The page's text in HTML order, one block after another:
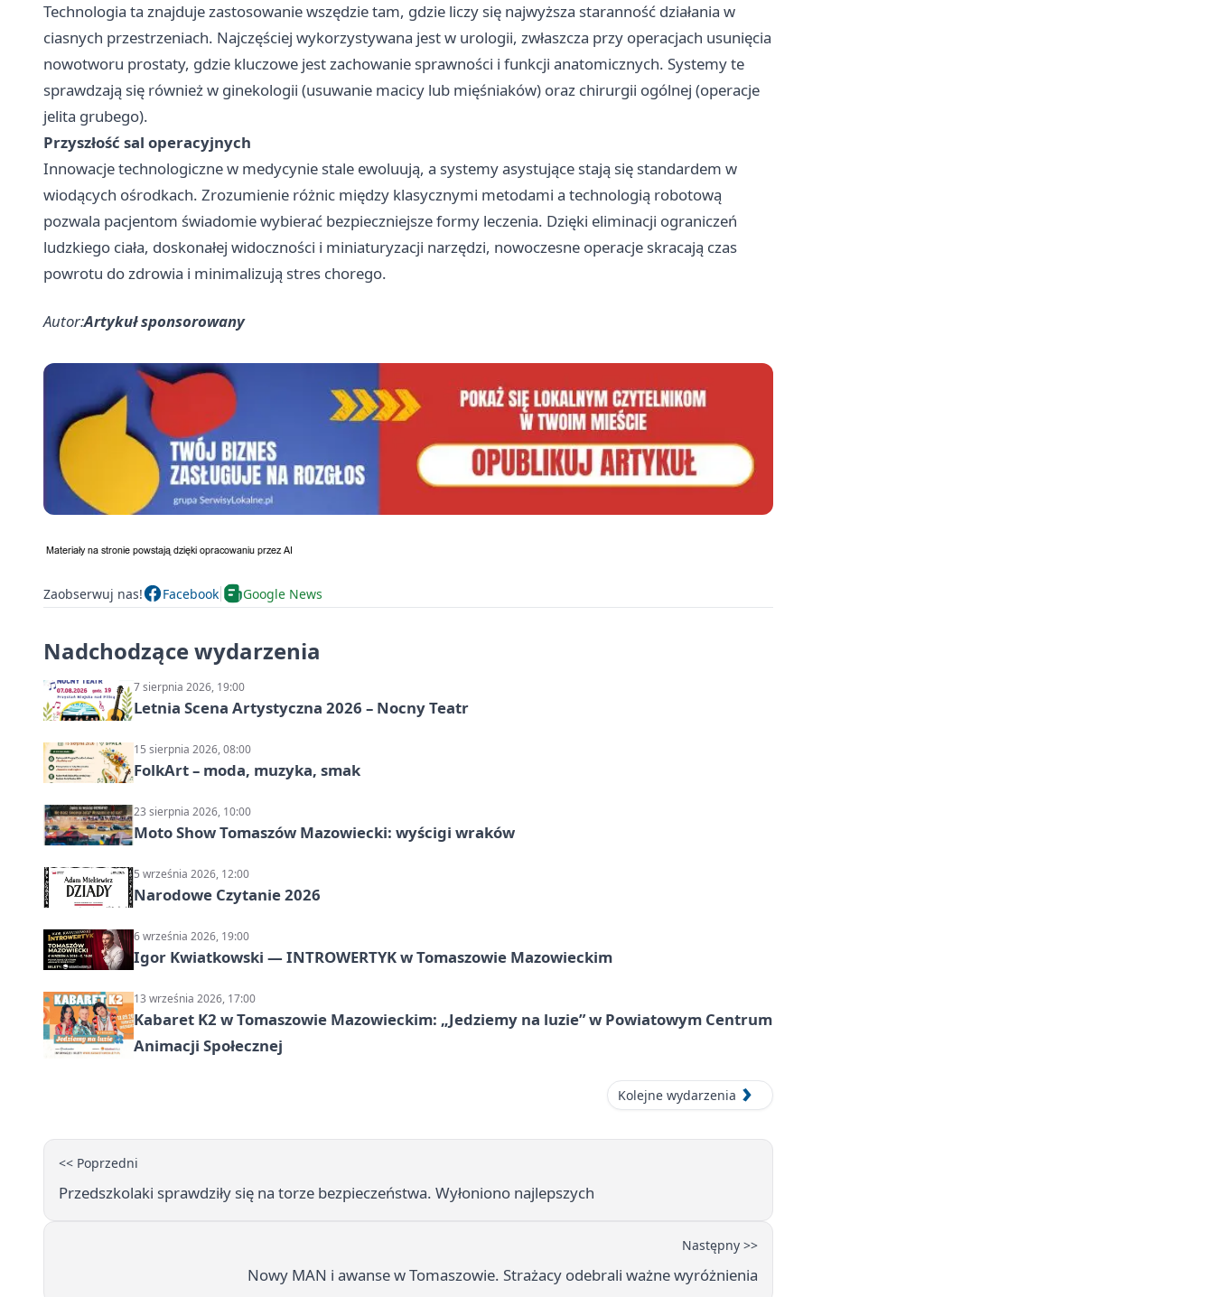
Technologia ta znajduje zastosowanie wszędzie tam, gdzie liczy się najwyższa staranność działania w
ciasnych przestrzeniach. Najczęściej wykorzystywana jest w urologii, zwłaszcza przy operacjach usunięcia
nowotworu prostaty, gdzie kluczowe jest zachowanie sprawności i funkcji anatomicznych. Systemy te
sprawdzają się również w ginekologii (usuwanie macicy lub mięśniaków) oraz chirurgii ogólnej (operacje
jelita grubego).
Przyszłość sal operacyjnych
Innowacje technologiczne w medycynie stale ewoluują, a systemy asystujące stają się standardem w
wiodących ośrodkach. Zrozumienie różnic między klasycznymi metodami a technologią robotową
pozwala pacjentom świadomie wybierać bezpieczniejsze formy leczenia. Dzięki eliminacji ograniczeń
ludzkiego ciała, doskonałej widoczności i miniaturyzacji narzędzi, nowoczesne operacje skracają czas
powrotu do zdrowia i minimalizują stres chorego.
Autor:Artykuł sponsorowany
Zaobserwuj nas! Facebook Google News
Nadchodzące wydarzenia
7 sierpnia 2026, 19:00
Letnia Scena Artystyczna 2026 – Nocny Teatr
15 sierpnia 2026, 08:00
FolkArt – moda, muzyka, smak
23 sierpnia 2026, 10:00
Moto Show Tomaszów Mazowiecki: wyścigi wraków
5 września 2026, 12:00
Narodowe Czytanie 2026
6 września 2026, 19:00
Igor Kwiatkowski — INTROWERTYK w Tomaszowie Mazowieckim
13 września 2026, 17:00
Kabaret K2 w Tomaszowie Mazowieckim: „Jedziemy na luzie” w Powiatowym Centrum
Animacji Społecznej
Kolejne wydarzenia
<< Poprzedni
Przedszkolaki sprawdziły się na torze bezpieczeństwa. Wyłoniono najlepszych
Następny >>
Nowy MAN i awanse w Tomaszowie. Strażacy odebrali ważne wyróżnienia